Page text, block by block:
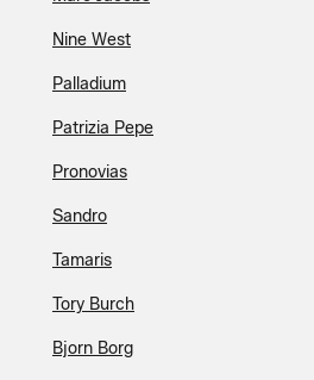
Nine West
Palladium
Patrizia Pepe
Pronovias
Sandro
Tamaris
Tory Burch
Bjorn Borg